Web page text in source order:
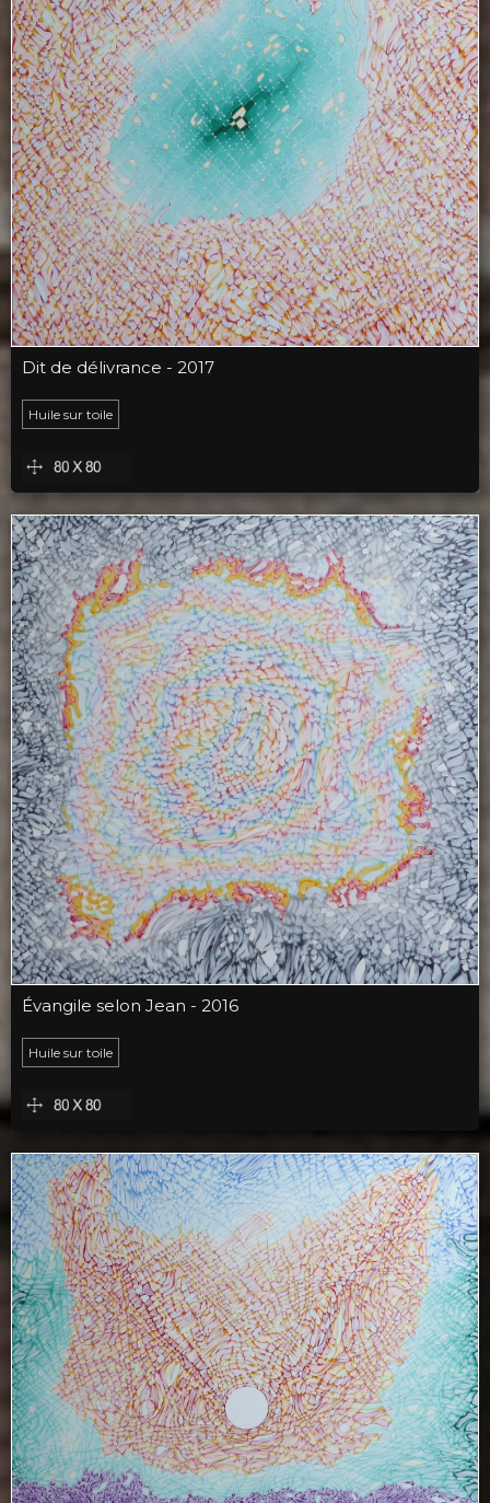
Dit de délivrance - 2017
Huile sur toile
Évangile selon Jean - 2016
Huile sur toile